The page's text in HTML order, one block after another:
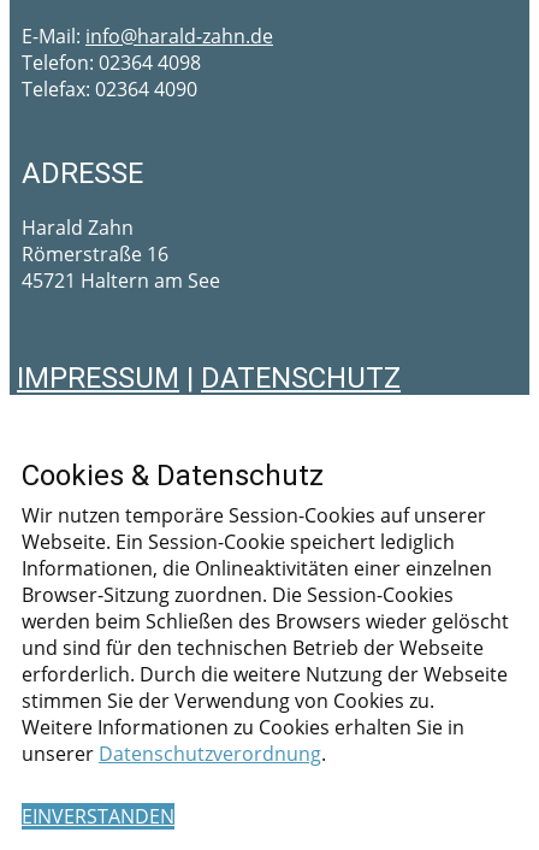
E-Mail: info@harald-zahn.de
Telefon: 02364 4098
Telefax: 02364 4090
ADRESSE
Harald Zahn
Römerstraße 16
45721 Haltern am See
IMPRESSUM | DATENSCHUTZ
Cookies & Datenschutz
Wir nutzen temporäre Session-Cookies auf unserer
Webseite. Ein Session-Cookie speichert lediglich
Informationen, die Onlineaktivitäten einer einzelnen
Browser-Sitzung zuordnen. Die Session-Cookies
werden beim Schließen des Browsers wieder gelöscht
und sind für den technischen Betrieb der Webseite
erforderlich. Durch die weitere Nutzung der Webseite
stimmen Sie der Verwendung von Cookies zu.
Weitere Informationen zu Cookies erhalten Sie in
unserer Datenschutzverordnung.
EINVERSTANDEN